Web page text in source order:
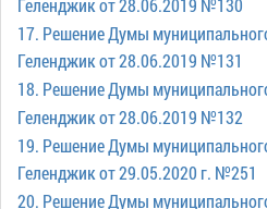
Видеогалерея
камеры
Карта
РУКОВОДИТЕЛИ
визиты
и
поездки
Результаты
проверок
17. Решение Думы
Геленджик от 28.06.2019 №131
18. Решение Думы
Геленджик от 28.06.2019 №132
19. Решение Думы
Геленджик от 29.05.2020 г. №251
20. Решение Думы